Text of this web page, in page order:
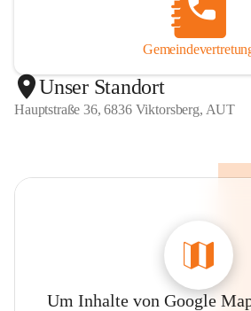
Unser Standort
Hauptstraße 36, 6836 Viktorsberg, AUT
Um Inhalte von Google